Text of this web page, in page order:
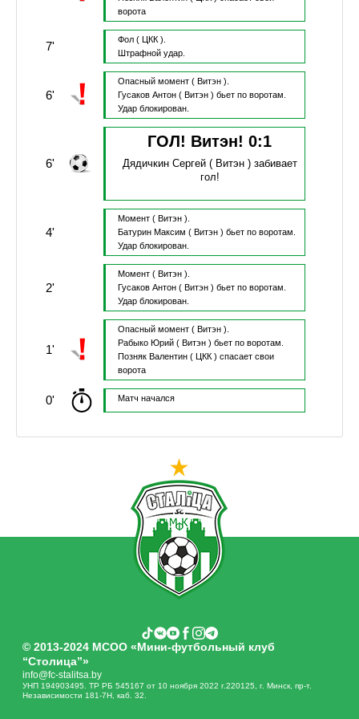
ворота
7' Фол ( ЦКК ).
Штрафной удар.
6'
Опасный момент ( Витэн ).
Гусаков Антон( Витэн ) бьет по воротам.
Удар блокирован.
6'
ГОЛ! Витэн!0:1
Дядичкин Сергей( Витэн ) забивает
гол!
4'
Момент ( Витэн ).
Батурин Максим ( Витэн ) бьет по воротам.
Удар блокирован.
2'
Момент ( Витэн ).
Гусаков Антон( Витэн ) бьет по воротам.
Удар блокирован.
1'
Опасный момент ( Витэн ).
Рабыко Юрий( Витэн ) бьет по воротам.
Позняк Валентин( ЦКК ) спасает свои
ворота
0' Матч начался
© 2013-2024 МСОО «Мини-футбольный клуб
“Столица”»
info@fc-stalitsa.by
УНП 194903495. ТР РБ 545167 от 10 ноября 2022 г.220125, г. Минск, пр-т.
Независимости 181-7Н, каб. 32.